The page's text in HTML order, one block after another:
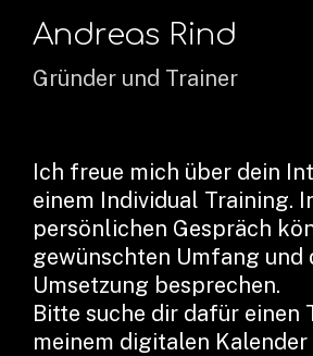
Andreas Rind
Gründer und Trainer
Ich freue mich über dein
einem Individual Training.
persönlichen Gespräch
gewünschten Umfang und
Umsetzung besprechen.
Bitte suche dir dafür einen
meinem digitalen Kalender